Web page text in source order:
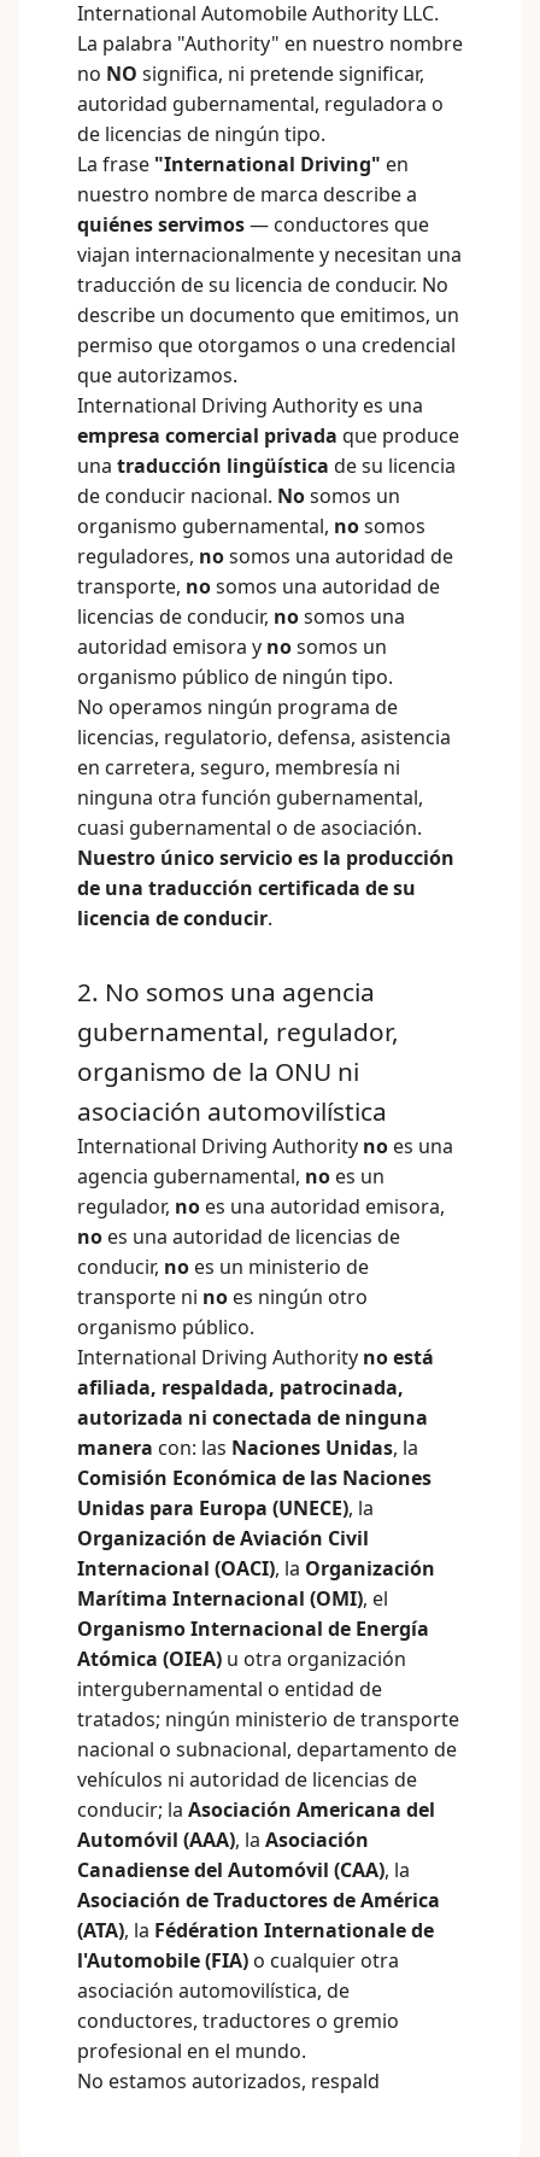
International Automobile Authority LLC.
La palabra "Authority" en nuestro nombre
no NO significa, ni pretende significar,
autoridad gubernamental, reguladora o
de licencias de ningún tipo.
La frase "International Driving" en
nuestro nombre de marca describe a
quiénes servimos— conductores que
viajan internacionalmente y necesitan una
traducción de su licencia de conducir. No
describe un documento que emitimos, un
permiso que otorgamos o una credencial
que autorizamos.
International Driving Authority es una
empresa comercial privada que produce
una traducción lingüística de su licencia
de conducir nacional. Nosomos un
organismo gubernamental, nosomos
reguladores, nosomos una autoridad de
transporte, nosomos una autoridad de
licencias de conducir, nosomos una
autoridad emisora y nosomos un
organismo público de ningún tipo.
No operamos ningún programa de
licencias, regulatorio, defensa, asistencia
en carretera, seguro, membresía ni
ninguna otra función gubernamental,
cuasi gubernamental o de asociación.
Nuestro único servicio es la producción
de una traducción certificada de su
licencia de conducir.
2. No somos una agencia
gubernamental, regulador,
organismo de la ONU ni
asociación automovilística
International Driving Authority no es una
agencia gubernamental, no es un
regulador, no es una autoridad emisora,
no es una autoridad de licencias de
conducir, no es un ministerio de
transporte ni no es ningún otro
organismo público.
International Driving Authority no está
afiliada, respaldada, patrocinada,
autorizada ni conectada de ninguna
manera con: las Naciones Unidas, la
Comisión Económica de las Naciones
Unidas para Europa (UNECE), la
Organización de Aviación Civil
Internacional (OACI), la Organización
Marítima Internacional (OMI), el
Organismo Internacional de Energía
Atómica (OIEA) u otra organización
intergubernamental o entidad de
tratados; ningún ministerio de transporte
nacional o subnacional, departamento de
vehículos ni autoridad de licencias de
conducir; la Asociación Americana del
Automóvil (AAA), la Asociación
Canadiense del Automóvil (CAA), la
Asociación de Traductores de América
(ATA), la Fédération Internationale de
l'Automobile (FIA) o cualquier otra
asociación automovilística, de
conductores, traductores o gremio
profesional en el mundo.
No estamos autorizados, respald